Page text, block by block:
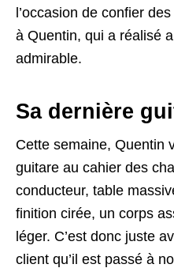
l’occasion de confier
à Quentin, qui a réalisé
admirable.
Sa dernière
Cette semaine, Quentin
guitare au cahier des
conducteur, table
finition cirée, un corps
léger. C’est donc juste
client qu’il est passé à